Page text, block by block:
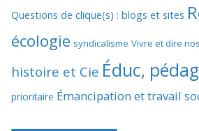
Questions de clique(s) : blogs et sites
écologie syndicalisme Vivre et dire
histoire et Cie Éduc,
prioritaire Émancipation et travail